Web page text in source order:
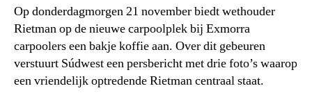
Op donderdagmorgen 21 november biedt wethouder
Rietman op de nieuwe carpoolplek bij Exmorra
carpoolers een bakje koffie aan. Over dit gebeuren
verstuurt Súdwest een persbericht met drie foto’s waarop
een vriendelijk optredende Rietman centraal staat.